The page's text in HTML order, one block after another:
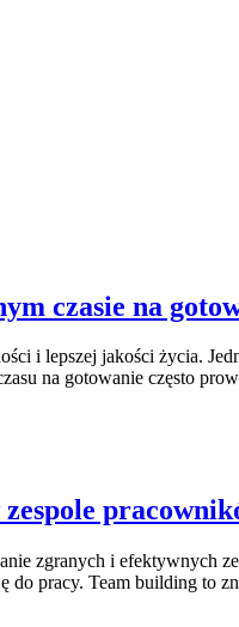
czasie na
i lepszej jakości życia.
na gotowanie często
zgranych i
pracy. Team building to